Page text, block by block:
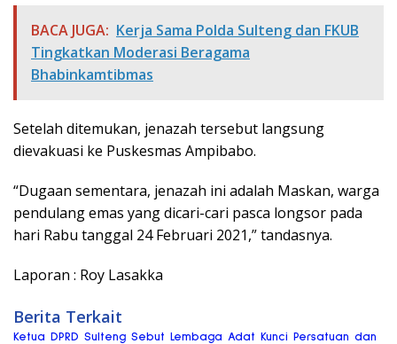
BACA JUGA: Kerja Sama Polda Sulteng dan FKUB
Tingkatkan Moderasi Beragama
Bhabinkamtibmas
Setelah ditemukan, jenazah tersebut langsung
dievakuasi ke Puskesmas Ampibabo.
“Dugaan sementara, jenazah ini adalah Maskan, warga
pendulang emas yang dicari-cari pasca longsor pada
hari Rabu tanggal 24 Februari 2021,” tandasnya.
Laporan : Roy Lasakka
Berita Terkait
Ketua DPRD Sulteng Sebut Lembaga Adat Kunci Persatuan dan